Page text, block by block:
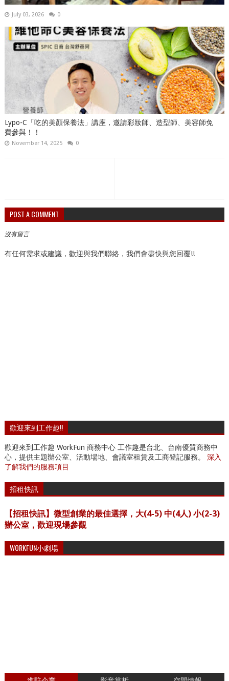
July 03, 2026 0
Lypo-C「吃的美顏保養法」講座，邀請彩妝師、造型師、美容師免
費參與！！
November 14, 2025 0
POST A COMMENT
沒有留言
有任何需求或建議，歡迎與我們聯絡，我們會盡快與您回覆!!
歡迎來到工作趣!!
歡迎來到工作趣 WorkFun 商務中心 工作趣是台北、台南優質商務中
心，提供主題辦公室、活動場地、會議室租賃及工商登記服務。 深入
了解我們的服務項目
招租快訊
【招租快訊】微型創業的最佳選擇，大(4-5) 中(4人) 小(2-3)
辦公室，歡迎現場參觀
WORKFUN小劇場